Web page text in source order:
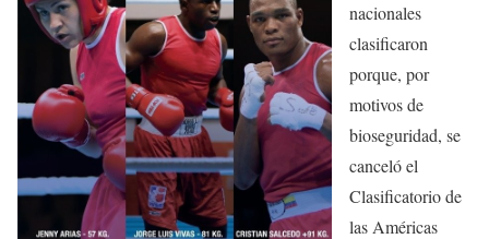
nacionales
clasificaron
porque, por
motivos de
bioseguridad, se
canceló el
Clasificatorio de
las Américas